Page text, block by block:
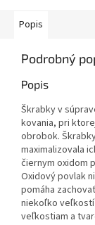
Popis
Podrobný
Popis
Škrabky v
kovania, pri
obrobok.
maximalizovala
čiernym oxidom
Oxidový povlak
pomáha
niekoľko
veľkostiam a